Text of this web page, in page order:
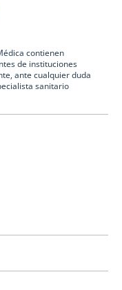
contienen
de instituciones
ante cualquier duda
sanitario